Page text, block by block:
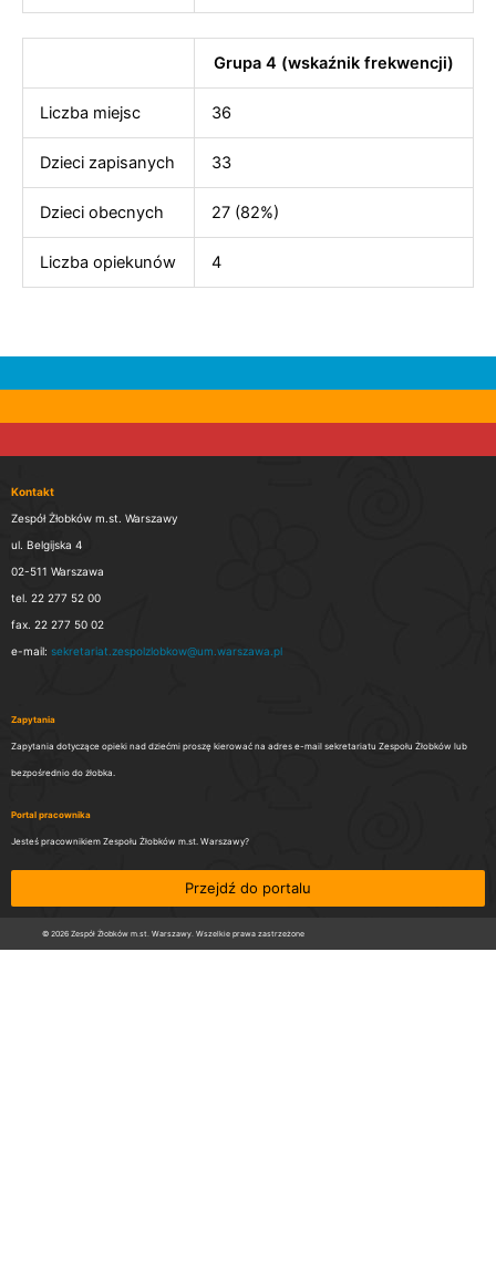
Grupa 4 (wskaźnik frekwencji)
Liczba miejsc 36
Dzieci zapisanych 33
Dzieci obecnych 27 (82%)
Liczba opiekunów 4
Kontakt
Zespół Żłobków m.st. Warszawy
ul. Belgijska 4
02-511 Warszawa
tel. 22 277 52 00
fax. 22 277 50 02
e-mail: sekretariat.zespolzlobkow@um.warszawa.pl
Zapytania
Zapytania dotyczące opieki nad dziećmi proszę kierować na adres e-mail sekretariatu Zespołu Żłobków lub
bezpośrednio do żłobka.
Portal pracownika
Jesteś pracownikiem Zespołu Żłobków m.st. Warszawy?
Przejdź do portalu
© 2026 Zespół Żłobków m.st. Warszawy. Wszelkie prawa zastrzeżone